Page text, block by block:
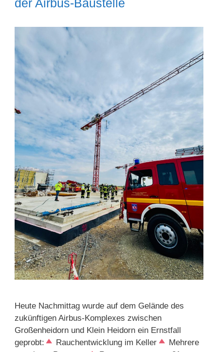
der Airbus-Baustelle
Heute Nachmittag wurde auf dem Gelände des
zukünftigen Airbus-Komplexes zwischen
Großenheidorn und Klein Heidorn ein Ernstfall
geprobt:
Rauchentwicklung im Keller
Mehrere